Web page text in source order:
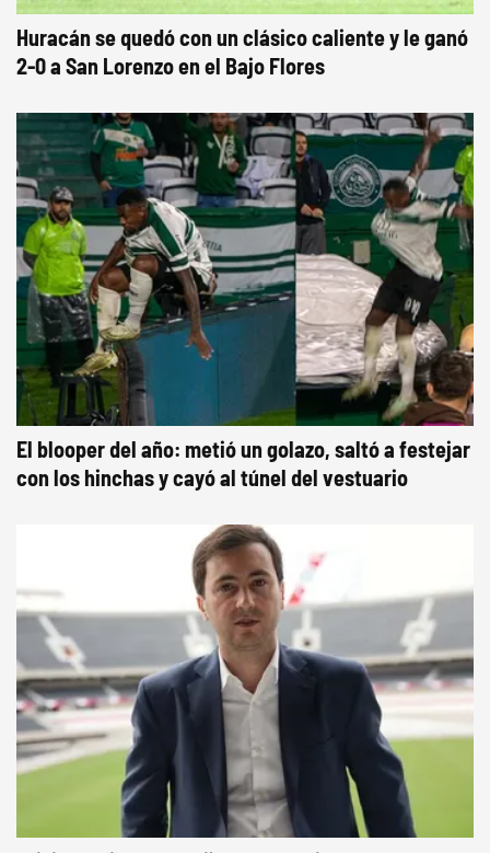
Huracán se quedó con un clásico caliente y le ganó
2-0 a San Lorenzo en el Bajo Flores
El blooper del año: metió un golazo, saltó a festejar
con los hinchas y cayó al túnel del vestuario